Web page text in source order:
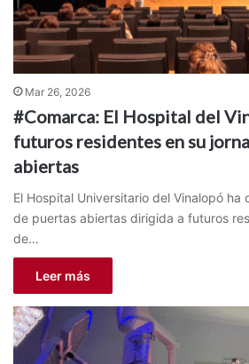
Mar 26, 2026
#Comarca: El Hospital del
futuros residentes en su
abiertas
El Hospital Universitario del Vinalopó ha
de puertas abiertas dirigida a futuros
de…
Leer más